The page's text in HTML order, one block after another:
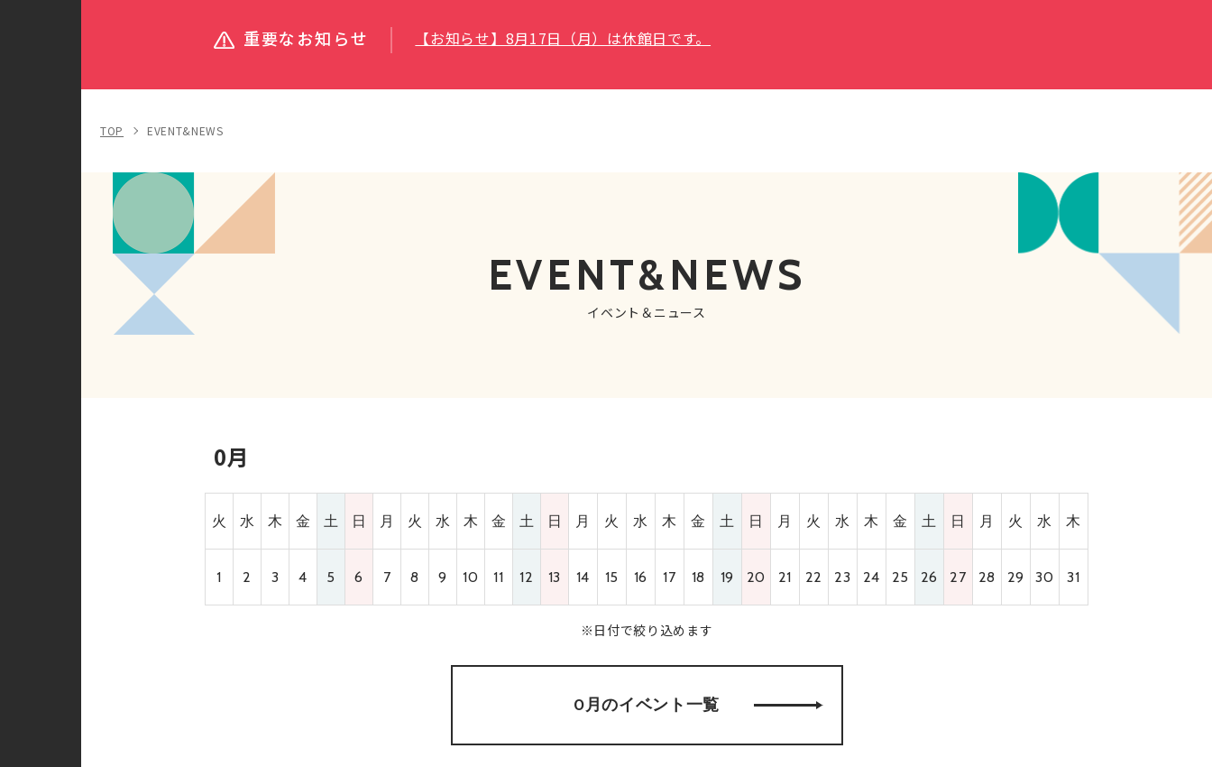
重要なお知らせ 【お知らせ】8月17日（月）は休館日です。
TOP EVENT&NEWS
EVENT&NEWS
イベント＆ニュース
0月
火 水 木 金 土 日 月 火 水 木 金 土 日 月 火 水 木 金 土 日 月 火 水 木 金 土 日 月 火 水 木
1 2 3 4 5 6 7 8 9 10 11 12 13 14 15 16 17 18 19 20 21 22 23 24 25 26 27 28 29 30 31
※日付で絞り込めます
0月のイベント一覧